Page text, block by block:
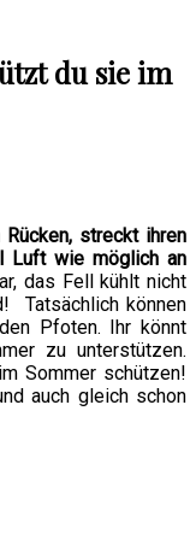
du sie im
streckt ihren
Luft wie möglich an
das Fell kühlt nicht
Tatsächlich können
Pfoten. Ihr könnt
zu unterstützen.
Sommer schützen!
auch gleich schon